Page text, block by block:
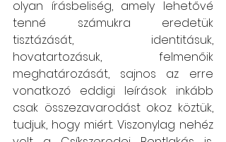
olyan írásbeliség, amely lehetővé
tenné számukra eredetük
tisztázását, identitásuk,
hovatartozásuk, felmenőik
meghatározását, sajnos az erre
vonatkozó eddigi leírások inkább
csak összezavarodást okoz köztük,
tudjuk, hogy miért. Viszonylag nehéz